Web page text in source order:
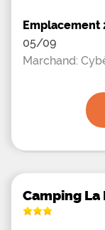
Emplacement
05/09
Marchand:
Camping La